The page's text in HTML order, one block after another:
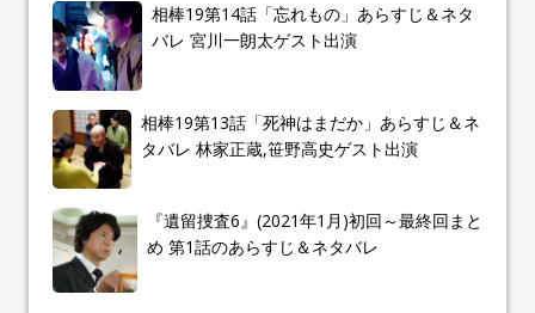
相棒19第14話「忘れもの」あらすじ＆ネタ
バレ 宮川一朗太ゲスト出演
相棒19第13話「死神はまだか」あらすじ＆ネ
タバレ 林家正蔵,笹野高史ゲスト出演
『遺留捜査6』(2021年1月)初回～最終回まと
め 第1話のあらすじ＆ネタバレ